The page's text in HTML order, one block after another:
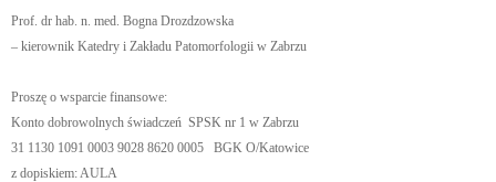
Prof. dr hab. n. med. Bogna Drozdzowska
– kierownik Katedry i Zakładu Patomorfologii w Zabrzu
Proszę o wsparcie finansowe:
Konto dobrowolnych świadczeń SPSK nr 1 w Zabrzu
31 1130 1091 0003 9028 8620 0005 BGK O/Katowice
z dopiskiem: AULA